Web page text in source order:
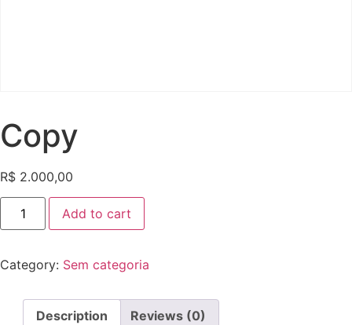
Copy
R$ 2.000,00
Add to cart
Category: Sem categoria
Description Reviews (0)